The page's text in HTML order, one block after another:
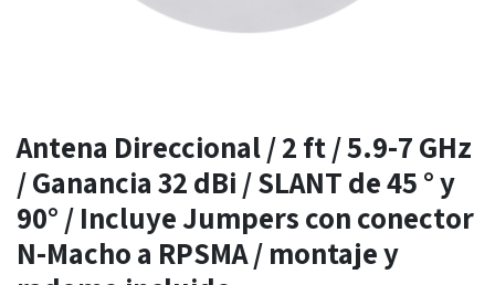
Antena Direccional / 2 ft / 5.9-7 GHz
/ Ganancia 32 dBi / SLANT de 45 ° y
90° / Incluye Jumpers con conector
N-Macho a RPSMA / montaje y